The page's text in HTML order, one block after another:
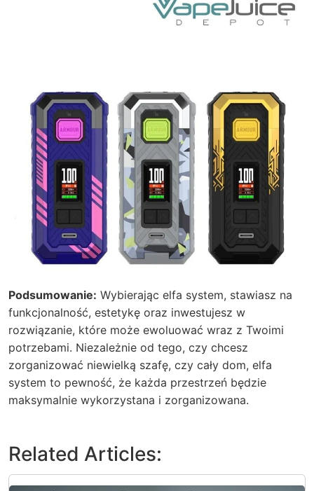
Podsumowanie: Wybierając elfa system, stawiasz na
funkcjonalność, estetykę oraz inwestujesz w
rozwiązanie, które może ewoluować wraz z Twoimi
potrzebami. Niezależnie od tego, czy chcesz
zorganizować niewielką szafę, czy cały dom, elfa
system to pewność, że każda przestrzeń będzie
maksymalnie wykorzystana i zorganizowana.
Related Articles: